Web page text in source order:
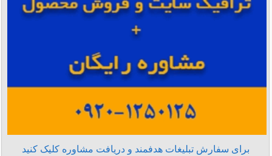
برای سفارش تبلیغات هدفمند و دریافت مشاوره کلیک کنید